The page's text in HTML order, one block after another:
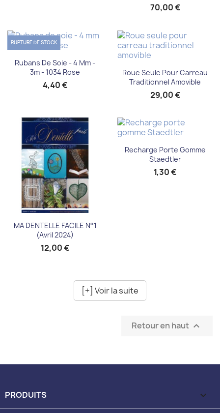
70,00 €
Rubans De Soie - 4 Mm -
3m - 1034 Rose
4,40 €
RUPTURE DE STOCK
Roue Seule Pour Carreau
Traditionnel Amovible
29,00 €
MA DENTELLE FACILE N°1
(avril 2024)
12,00 €
Recharge Porte Gomme
Staedtler
1,30 €
[+] Voir la suite
Retour en haut 
PRODUITS 